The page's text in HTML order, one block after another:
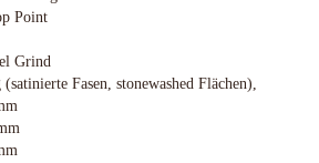
Point
Grind
Fasen, stonewashed Flächen),